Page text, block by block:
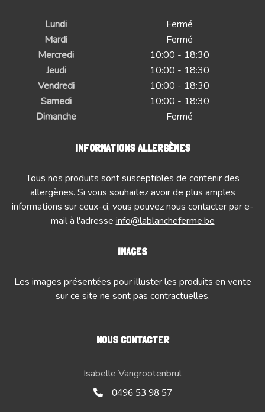
Lundi
Fermé
Mardi
Fermé
Mercredi
10:00 - 18:30
Jeudi
10:00 - 18:30
Vendredi
10:00 - 18:30
Samedi
10:00 - 18:30
Dimanche
Fermé
INFORMATIONS ALLERGÈNES
Tous nos produits sont susceptibles de contenir des
allergènes. Si vous souhaitez avoir de plus amples
informations sur ceux-ci, vous pouvez nous contacter par e-
mail à l'adresse info@lablancheferme.be
IMAGES
Les images présentées pour illuster les produits en vente
sur ce site ne sont pas contractuelles.
NOUS CONTACTER
Isabelle Vangrootenbrul
0496 53 98 57